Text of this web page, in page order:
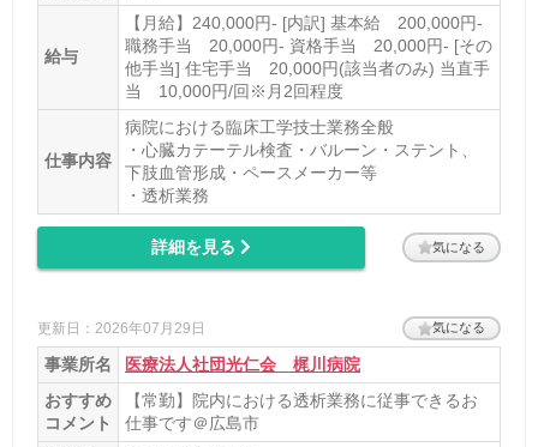
給与
【月給】240,000円- [内訳] 基本給 200,000円-
職務手当 20,000円- 資格手当 20,000円- [その
他手当] 住宅手当 20,000円(該当者のみ) 当直手
当 10,000円/回※月2回程度
仕事内容
病院における臨床工学技士業務全般
・心臓カテーテル検査・バルーン・ステント、
下肢血管形成・ペースメーカー等
・透析業務
詳細を見る 気になる
更新日：2026年07月29日 気になる
事業所名
医療法人社団光仁会 梶川病院
おすすめ
コメント
【常勤】院内における透析業務に従事できるお
仕事です＠広島市